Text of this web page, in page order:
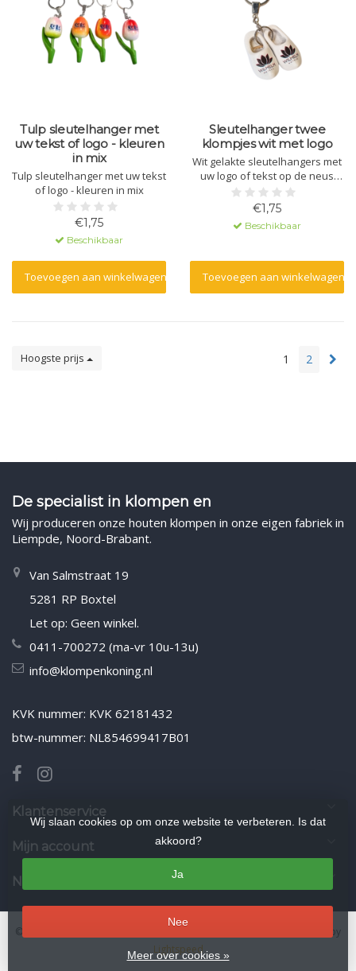
Tulp sleutelhanger met
uw tekst of logo - kleuren
in mix
Tulp sleutelhanger met uw tekst
of logo - kleuren in mix
€1,75
Beschikbaar
Toevoegen aan winkelwagen
Sleutelhanger twee
klompjes wit met logo
Wit gelakte sleutelhangers met
uw logo of tekst op de neus
bedrukt.Leuk om uit te delen op
beurzen, voor goodybags en
bruiloften.
€1,75
Beschikbaar
Toevoegen aan winkelwagen
Hoogste prijs 1 2
De specialist in klompen en
Wij produceren onze houten klompen in onze eigen fabriek in
Liempde, Noord-Brabant.
Van Salmstraat 19
5281 RP Boxtel
Let op: Geen winkel.
0411-700272 (ma-vr 10u-13u)
info@klompenkoning.nl
KVK nummer: KVK 62181432
btw-nummer: NL854699417B01
Klantenservice
Mijn account
Nieuwsbrief
Wij slaan cookies op om onze website te verbeteren. Is dat
akkoord?
Ja
Nee
Meer over cookies »
© Copyright 2026 Klompenkoning.nl
- Powered by
Lightspeed